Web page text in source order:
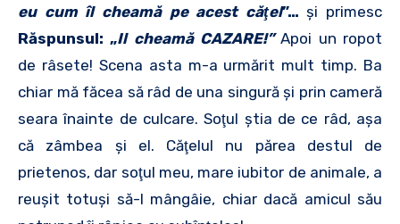
eu cum îl cheamă pe acest căţel”…şi primesc
Răspunsul: „Il cheamă CAZARE!”Apoi un ropot
de râsete! Scena asta m-a urmărit mult timp. Ba
chiar mă făcea să râd de una singură şi prin cameră
seara înainte de culcare. Soţul ştia de ce râd, aşa
că zâmbea şi el. Căţelul nu părea destul de
prietenos, dar soţul meu, mare iubitor de animale, a
reuşit totuşi să-l mângâie, chiar dacă amicul său